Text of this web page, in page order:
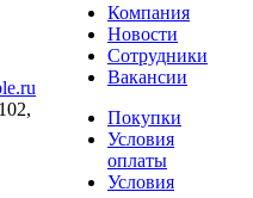
Компания
Новости
Сотрудники
Вакансии
Покупки
Условия
оплаты
Условия